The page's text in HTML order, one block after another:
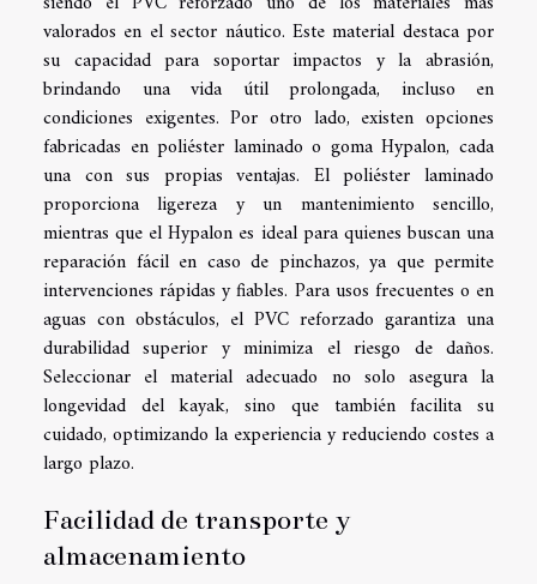
valorados en el sector náutico. Este material destaca por
su capacidad para soportar impactos y la abrasión,
brindando una vida útil prolongada, incluso en
condiciones exigentes. Por otro lado, existen opciones
fabricadas en poliéster laminado o goma Hypalon, cada
una con sus propias ventajas. El poliéster laminado
proporciona ligereza y un mantenimiento sencillo,
mientras que el Hypalon es ideal para quienes buscan una
reparación fácil en caso de pinchazos, ya que permite
intervenciones rápidas y fiables. Para usos frecuentes o en
aguas con obstáculos, el PVC reforzado garantiza una
durabilidad superior y minimiza el riesgo de daños.
Seleccionar el material adecuado no solo asegura la
longevidad del kayak, sino que también facilita su
cuidado, optimizando la experiencia y reduciendo costes a
largo plazo.
Facilidad de transporte y
almacenamiento